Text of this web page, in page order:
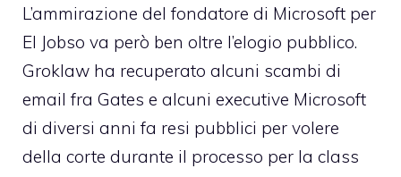
L’ammirazione del fondatore di Microsoft per
El Jobso va però ben oltre l’elogio pubblico.
Groklaw ha recuperato alcuni scambi di
email fra Gates e alcuni executive Microsoft
di diversi anni fa resi pubblici per volere
della corte durante il processo per la class